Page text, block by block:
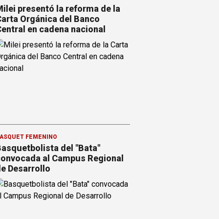
presentó la reforma de la
Orgánica del Banco
en cadena nacional
FEMENINO
del "Bata"
al Campus Regional
Desarrollo